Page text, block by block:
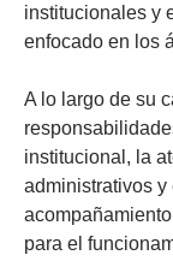
institucionales y
enfocado en los
A lo largo de su
institucional, la
administrativos y
para el